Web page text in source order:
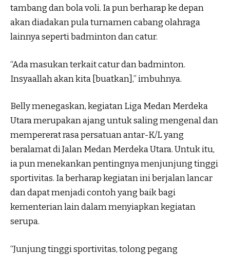
tambang dan bola voli. Ia pun berharap ke depan
akan diadakan pula turnamen cabang olahraga
lainnya seperti badminton dan catur.
“Ada masukan terkait catur dan badminton.
Insyaallah akan kita [buatkan],” imbuhnya.
Belly menegaskan, kegiatan Liga Medan Merdeka
Utara merupakan ajang untuk saling mengenal dan
mempererat rasa persatuan antar-K/L yang
beralamat di Jalan Medan Merdeka Utara. Untuk itu,
ia pun menekankan pentingnya menjunjung tinggi
sportivitas. Ia berharap kegiatan ini berjalan lancar
dan dapat menjadi contoh yang baik bagi
kementerian lain dalam menyiapkan kegiatan
serupa.
“Junjung tinggi sportivitas, tolong pegang